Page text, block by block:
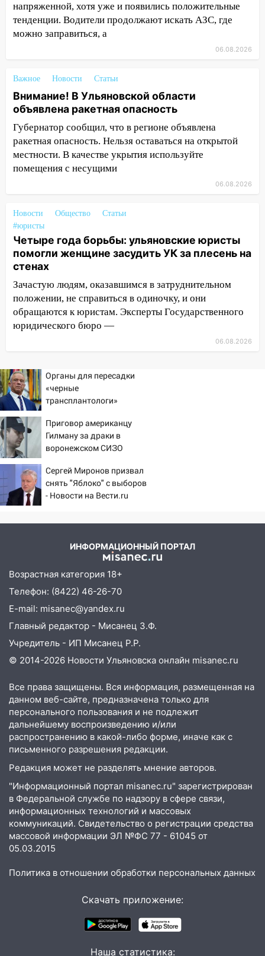
10:00 В Старомайнском районе утонул
51-летний мужчина
09:44
Ульяновские спасатели помогли
юному велосипедисту на улице
Чернышевского
08:21 В Заволжском районе украли два
велосипеда
07:18 В Ульяновск идет
тридцатиградусная жара: какая будет
06:00
Четыре года борьбы: ульяновские
юристы помогли женщине засудить УК
за плесень на стенах
05:00
Кому 6 августа звезды сулят
прибыль, а кому — испытания на
прочность
05.08.2026
22:58
Соцсети: на проспекте Тюленева
ДТП с мотоциклистом
жительницу Ульяновской области
19:14
Житель Ульяновской области
подвез троих незнакомцев на трассе и
заработал уголовное дело
18:14
Прогноз погоды на 6 августа в
Ульяновской области
18:00
Мотофристайл, рок и силовой
экстрим: в Ульяновске пройдет
большой фестиваль «Наше время»
17:30 Где есть бензин в Ульяновске 5
«Обыск» по видеосвязи: в
Ульяновске задержали 19-летнюю
сообщницу мошенников
16:12 Едва не перерезал горло: в
Вешкайме посиделки с судимым
знакомым закончились для женщины
больницей
16:06 18-летняя девушка без прав
больницу
15:59 Ульяновец отдал более 14
миллионов рублей за криминальное
покровительство
15:32
На «кольце» кроссовер сбил 18-
летнего мопедиста
15:00 В Ульяновске после тройного ДТП
госпитализировали 25-летнего байкера
14:32
На Ульяновскую область
надвигается жара
14:08
Пешеход переходил по «зебре»:
подробности серьезной аварии на
В Димитровграде на улице
Трудовой горело здание
Водитель без прав врезался в
напряженной, хотя уже и появились положительные
тенденции. Водители продолжают искать АЗС, где
можно заправиться, а
06.08.2026
Важное Новости Статьи
Внимание! В Ульяновской области
объявлена ракетная опасность
Губернатор сообщил, что в регионе объявлена
ракетная опасность. Нельзя оставаться на открытой
местности. В качестве укрытия используйте
помещения с несущими
06.08.2026
Новости Общество
Статьи
#юристы
Четыре года борьбы: ульяновские юристы
помогли женщине засудить УК за плесень на
стенах
Зачастую людям, оказавшимся в затруднительном
положении, не справиться в одиночку, и они
обращаются к юристам. Эксперты Государственного
юридического бюро —
06.08.2026
Органы для пересадки
«черные
трансплантологи»
пациентов
Приговор американцу
Гилману за драки в
воронежском СИЗО
Новости на Вести.ru
Сергей Миронов призвал
снять "Яблоко" с выборов
- Новости на Вести.ru
ИНФОРМАЦИОННЫЙ ПОРТАЛ
Возрастная категория 18+
Телефон: (8422) 46-26-70
E-mail: misanec@yandex.ru
Главный редактор - Мисанец З.Ф.
Учредитель - ИП Мисанец Р.Р.
© 2014-2026 Новости Ульяновска онлайн misanec.ru
Все права защищены. Вся информация, размещенная на
данном веб-сайте, предназначена только для
персонального пользования и не подлежит
дальнейшему воспроизведению и/или
распространению в какой-либо форме, иначе как с
письменного разрешения редакции.
Редакция может не разделять мнение авторов.
"Информационный портал misanec.ru" зарегистрирован
в Федеральной службе по надзору в сфере связи,
информационных технологий и массовых
коммуникаций. Свидетельство о регистрации средства
массовой информации ЭЛ №ФС 77 - 61045 от
05.03.2015
Политика в отношении обработки персональных данных
Скачать приложение:
Наша статистика: